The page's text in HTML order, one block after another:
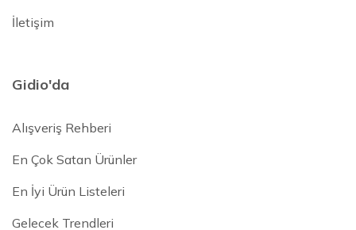
İletişim
Gidio'da
Alışveriş Rehberi
En Çok Satan Ürünler
En İyi Ürün Listeleri
Gelecek Trendleri